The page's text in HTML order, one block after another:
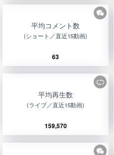
平均コメント数
(ショート／直近15動画)
63
平均再生数
(ライブ／直近15動画)
159,570